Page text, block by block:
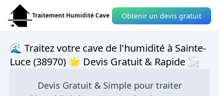
Traitement Humidité Cave Obtenir un devis gratuit
🌊 Traitez votre cave de l'humidité à Sainte-
Luce (38970) 🌟 Devis Gratuit & Rapide 🌫
Devis Gratuit & Simple pour traiter